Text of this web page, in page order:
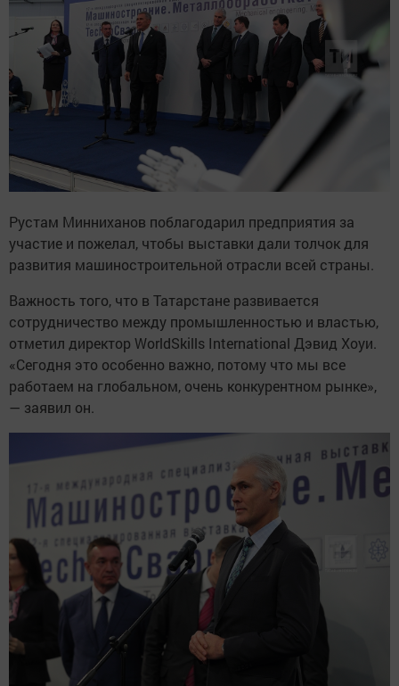
Рустам Минниханов поблагодарил предприятия за
участие и пожелал, чтобы выставки дали толчок для
развития машиностроительной отрасли всей страны.
Важность того, что в Татарстане развивается
сотрудничество между промышленностью и властью,
отметил директор WorldSkills International Дэвид Хоуи.
«Сегодня это особенно важно, потому что мы все
работаем на глобальном, очень конкурентном рынке»,
— заявил он.